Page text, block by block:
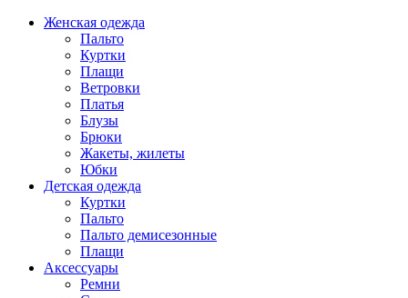
Женская одежда
Пальто
Куртки
Плащи
Ветровки
Платья
Блузы
Брюки
Жакеты, жилеты
Юбки
Детская одежда
Куртки
Пальто
Пальто демисезонные
Плащи
Аксессуары
Ремни